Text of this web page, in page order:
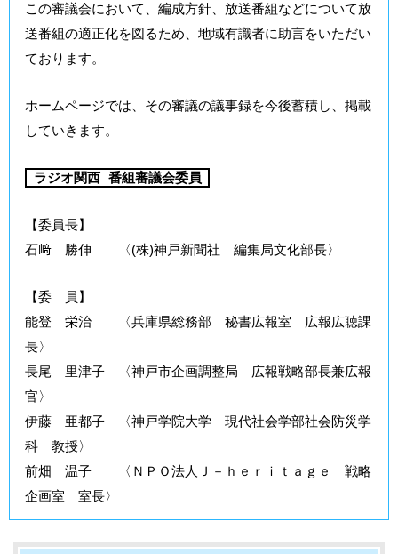
この審議会において、編成方針、放送番組などについて放
送番組の適正化を図るため、地域有識者に助言をいただい
ております。
ホームページでは、その審議の議事録を今後蓄積し、掲載
していきます。
ラジオ関西 番組審議会委員
【委員長】
石﨑 勝伸 〈(株)神戸新聞社 編集局文化部長〉
【委 員】
能登 栄治 〈兵庫県総務部 秘書広報室 広報広聴課
長〉
長尾 里津子 〈神戸市企画調整局 広報戦略部長兼広報
官〉
伊藤 亜都子 〈神戸学院大学 現代社会学部社会防災学
科 教授〉
前畑 温子 〈ＮＰＯ法人Ｊ－ｈｅｒｉｔａｇｅ 戦略
企画室 室長〉